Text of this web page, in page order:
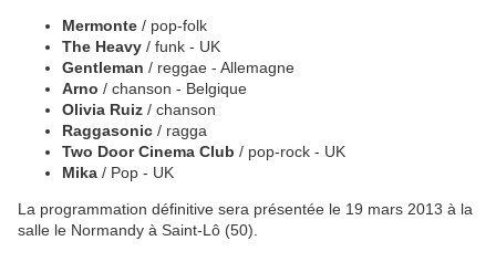
Mermonte / pop-folk
The Heavy / funk - UK
Gentleman / reggae - Allemagne
Arno / chanson - Belgique
Olivia Ruiz / chanson
Raggasonic / ragga
Two Door Cinema Club / pop-rock - UK
Mika / Pop - UK
La programmation définitive sera présentée le 19 mars 2013 à la
salle le Normandy à Saint-Lô (50).